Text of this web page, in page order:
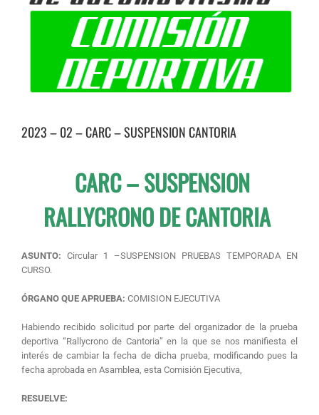
2023 – 02 – CARC – SUSPENSION CANTORIA
CARC – SUSPENSION
RALLYCRONO DE CANTORIA
ASUNTO: Circular 1 –SUSPENSION PRUEBAS TEMPORADA EN
CURSO.
ÓRGANO QUE APRUEBA: COMISION EJECUTIVA
Habiendo recibido solicitud por parte del organizador de la prueba
deportiva “Rallycrono de Cantoria” en la que se nos manifiesta el
interés de cambiar la fecha de dicha prueba, modificando pues la
fecha aprobada en Asamblea, esta Comisión Ejecutiva,
RESUELVE: